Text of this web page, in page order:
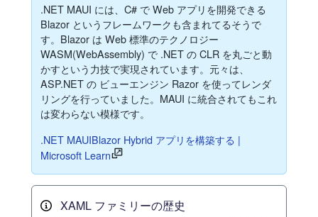
.NET MAUI には、C# で Web アプリを開発できる
Blazor というフレームワークも含まれてるそうで
す。Blazor は Web 標準のテクノロジー
WASM(WebAssembly) で .NET の CLR を丸ごと動
かすという力技で実現されています。元々は、
ASP.NET の ビューエンジン Razor を使ってレンダ
リングを行っていました。MAUI に統合されてもこれ
は変わらない模様です。
.NET MAUIBlazor Hybrid アプリを構築する |
Microsoft Learn
XAML ファミリーの歴史